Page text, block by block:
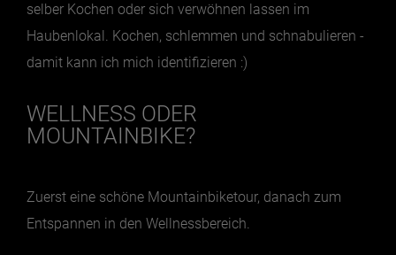
selber Kochen oder sich verwöhnen lassen im
Haubenlokal. Kochen, schlemmen und schnabulieren -
damit kann ich mich identifizieren :)
WELLNESS ODER
MOUNTAINBIKE?
Zuerst eine schöne Mountainbiketour, danach zum
Entspannen in den Wellnessbereich.